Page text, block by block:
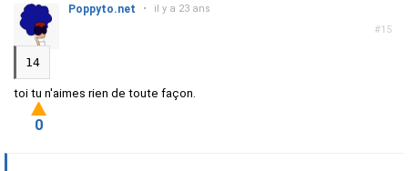
#15
Poppyto.net • il y a 23 ans
14
toi tu n'aimes rien de toute façon.
0